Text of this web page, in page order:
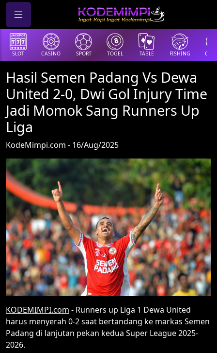
SLOT CASINO SPORT TOGEL TABLE FISHING
Hasil Semen Padang Vs Dewa
United 2-0, Dwi Gol Injury Time
Jadi Momok Sang Runners Up
Liga
KodeMimpi.com - 16/Aug/2025
KODEMIMPI.com - Runners up Liga 1 Dewa United
harus menyerah 0-2 saat bertandang ke markas Semen
Padang di lanjutan pekan kedua Super League 2025-
2026.